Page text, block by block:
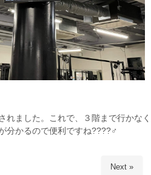
れました。これで、３階まで行かなく
分かるので便利ですね????‍♂️
Next »